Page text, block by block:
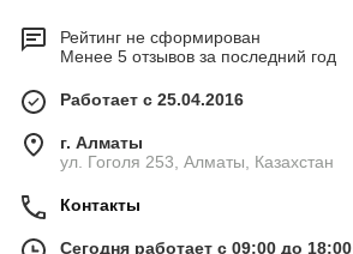
Рейтинг не сформирован
Менее 5 отзывов за последний год
Работает с 25.04.2016
г. Алматы
ул. Гоголя 253, Алматы, Казахстан
Контакты
Сегодня работает с 09:00 до 18:00